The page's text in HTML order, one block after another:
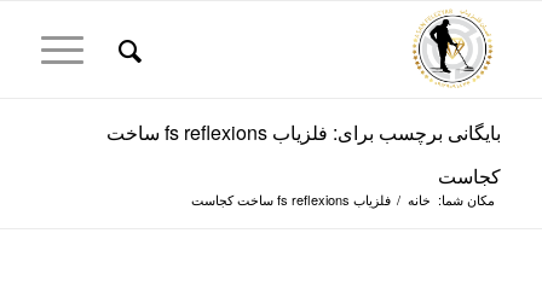
بایگانی برچسب برای: فلزیاب fs reflexions ساخت
کجاست
مکان شما: خانه / فلزیاب fs reflexions ساخت کجاست